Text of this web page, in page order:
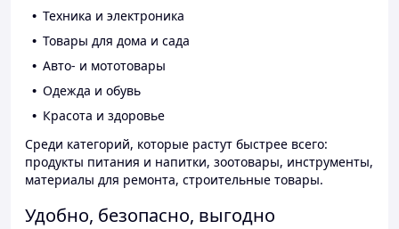
Техника и электроника
Товары для дома и сада
Авто- и мототовары
Одежда и обувь
Красота и здоровье
Среди категорий, которые растут быстрее всего:
продукты питания и напитки, зоотовары, инструменты,
материалы для ремонта, строительные товары.
Удобно, безопасно, выгодно